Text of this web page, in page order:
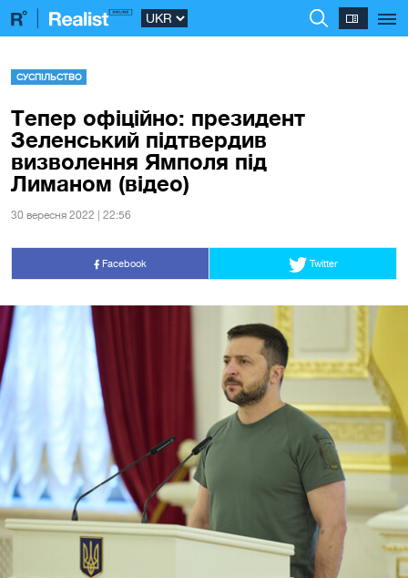
СУСПІЛЬСТВО
Тепер офіційно: президент
Зеленський підтвердив
визволення Ямполя під
Лиманом (відео)
30 вересня 2022 | 22:56
Facebook Twitter